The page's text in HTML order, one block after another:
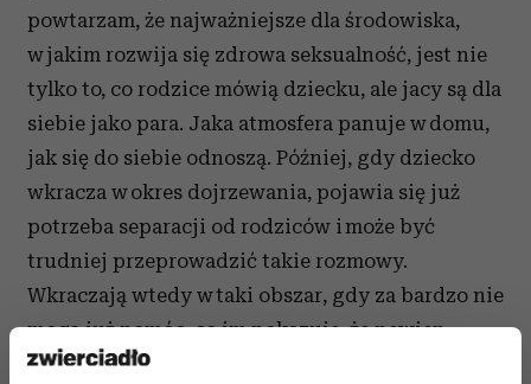
powtarzam, że najważniejsze dla środowiska,
w jakim rozwija się zdrowa seksualność, jest nie
tylko to, co rodzice mówią dziecku, ale jacy są dla
siebie jako para. Jaka atmosfera panuje w domu,
jak się do siebie odnoszą. Później, gdy dziecko
wkracza w okres dojrzewania, pojawia się już
potrzeba separacji od rodziców i może być
trudniej przeprowadzić takie rozmowy.
Wkraczają wtedy w taki obszar, gdy za bardzo nie
mogą już pomóc, co im pokazuje, że pewien
fragment ich relacji z dziećmi ma się ku końcowi.